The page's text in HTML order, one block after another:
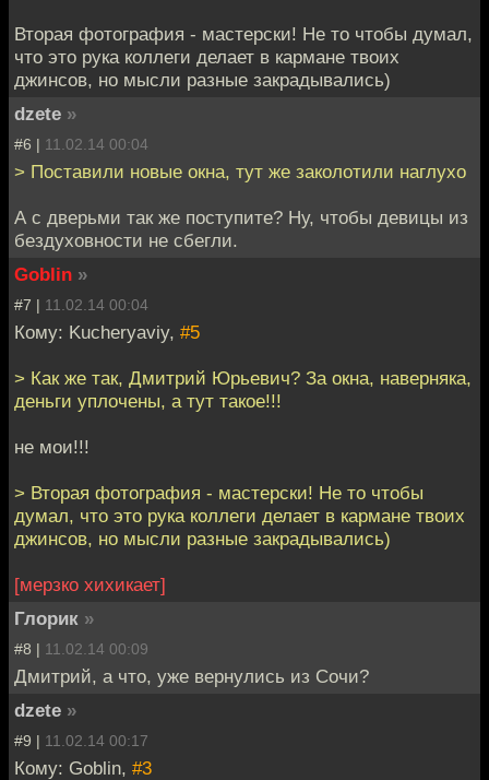
Вторая фотография - мастерски! Не то чтобы думал,
что это рука коллеги делает в кармане твоих
джинсов, но мысли разные закрадывались)
dzete »
#6 | 11.02.14 00:04
> Поставили новые окна, тут же заколотили наглухо
А с дверьми так же поступите? Ну, чтобы девицы из
бездуховности не сбегли.
Goblin »
#7 | 11.02.14 00:04
Кому: Kucheryaviy, #5
> Как же так, Дмитрий Юрьевич? За окна, наверняка,
деньги уплочены, а тут такое!!!
не мои!!!
> Вторая фотография - мастерски! Не то чтобы
думал, что это рука коллеги делает в кармане твоих
джинсов, но мысли разные закрадывались)
[мерзко хихикает]
Глорик »
#8 | 11.02.14 00:09
Дмитрий, а что, уже вернулись из Сочи?
dzete »
#9 | 11.02.14 00:17
Кому: Goblin, #3